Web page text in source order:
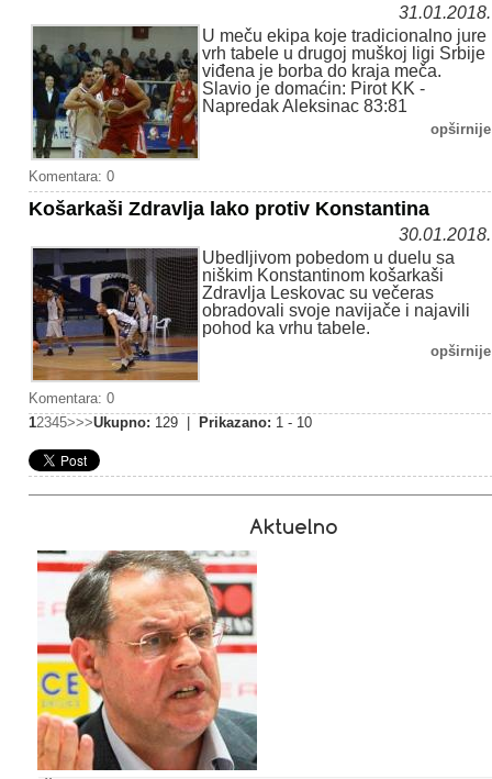
31.01.2018.
U meču ekipa koje tradicionalno jure
vrh tabele u drugoj muškoj ligi Srbije
viđena je borba do kraja meča.
Slavio je domaćin: Pirot KK -
Napredak Aleksinac 83:81
opširnije
Komentara: 0
Košarkaši Zdravlja lako protiv Konstantina
30.01.2018.
Ubedljivom pobedom u duelu sa
niškim Konstantinom košarkaši
Zdravlja Leskovac su večeras
obradovali svoje navijače i najavili
pohod ka vrhu tabele.
opširnije
Komentara: 0
12345>>>Ukupno: 129 | Prikazano: 1 - 10
Aktuelno